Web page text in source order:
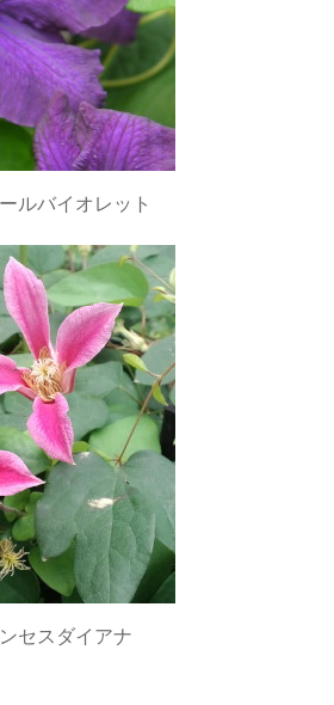
ルバイオレット
セスダイアナ